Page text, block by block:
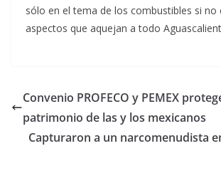
sólo en el tema de los combustibles si no
aspectos que aquejan a todo
Convenio PROFECO y PEMEX
patrimonio de las y los mexicanos
Capturaron a un narcomenudista